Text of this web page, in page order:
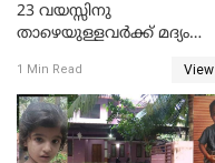
23 വയസ്സിനു
താഴെയുള്ളവർക്ക് മദ്യം
രണ്ട് കേസുകൾ
1 Min Read View